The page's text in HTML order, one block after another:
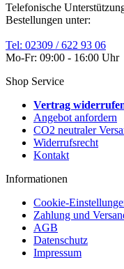
Telefonische
Bestellungen unter:
Tel: 02309 / 622 93 06
Mo-Fr: 09:00 - 16:00 Uhr
Shop Service
Vertrag
Angebot anfordern
CO2 neutraler
Widerrufsrecht
Kontakt
Informationen
Cookie-
Zahlung und
AGB
Datenschutz
Impressum